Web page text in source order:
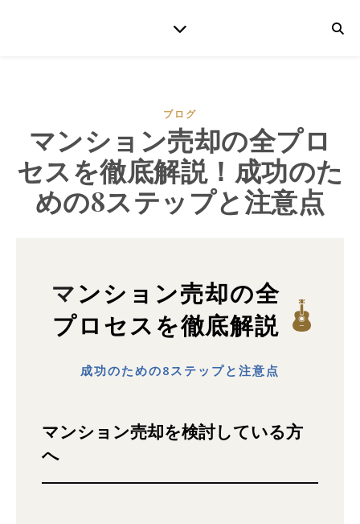
ブログ
マンション売却の全プロ
セスを徹底解説！成功のた
めの8ステップと注意点
マンション売却の全
プロセスを徹底解説
成功のための8ステップと注意点
マンション売却を検討している方
へ